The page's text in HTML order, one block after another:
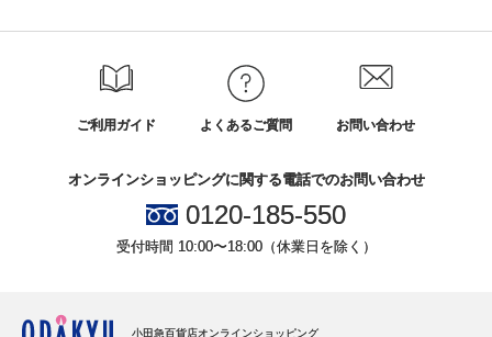
ご利用ガイド よくあるご質問 お問い合わせ
オンラインショッピングに関する電話でのお問い合わせ
0120-185-550
受付時間 10:00〜18:00（休業日を除く）
小田急百貨店オンラインショッピング